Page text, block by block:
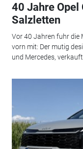
40 Jahre
Salzletten
Vor 40 Jahren fuhr die
vorn mit: Der mutig
und Mercedes,